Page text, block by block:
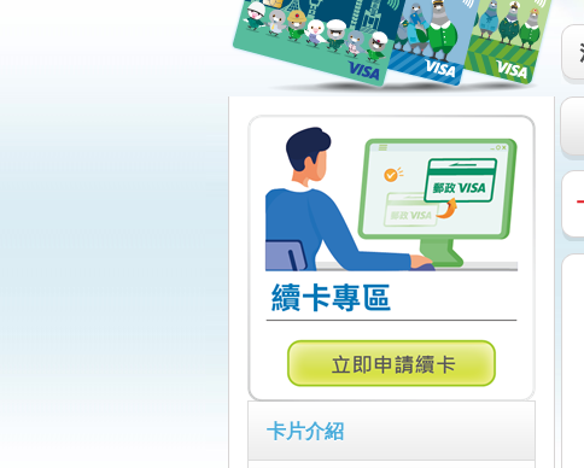
卡片介紹